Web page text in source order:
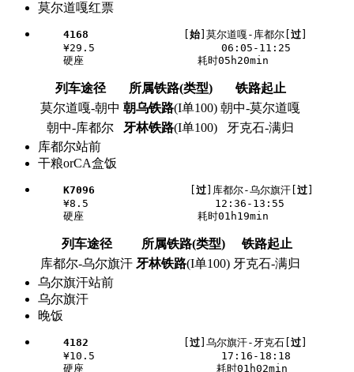
莫尔道嘎红票
4168 始 ]莫尔道嘎-库都尔[ 过
    ¥29.5                    06:05-11:25
列车途径 所属铁路(类型)
铁路起止
莫尔道嘎-朝中 朝乌铁路(I单100) 朝中-莫尔道嘎
朝中-库都尔
牙林铁路(I单100)
牙克石-满归
库都尔站前
干粮orCA盒饭
K7096 过 ]库都尔-乌尔旗汗[ 过
    ¥8.5                    12:36-13:55
列车途径 所属铁路(类型)
铁路起止
库都尔-乌尔旗汗 牙林铁路(I单100) 牙克石-满归
乌尔旗汗站前
乌尔旗汗
晚饭
4182 过 ]乌尔旗汗-牙克石[ 过
    ¥10.5                    17:16-18:18